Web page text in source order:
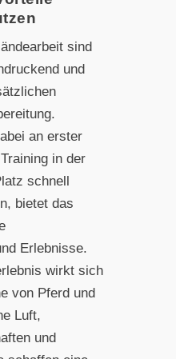
sind
und
an erster
in der
schnell
bietet das
Erlebnisse.
wirkt sich
von Pferd und
Luft,
und